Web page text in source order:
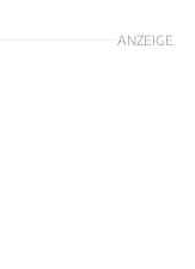
ANZEIGE